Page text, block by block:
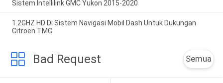
Sistem Intellilink GMC Yukon 2015-2020
1.2GHZ HD Di Sistem Navigasi Mobil Dash Untuk Dukungan
Citroen TMC
Bad Request Semua